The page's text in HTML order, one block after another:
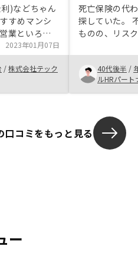
)などちゃん
すめマンシ
業といろい
築しました。
の用意は面
らせしてくれ
2023年01月07日
/株式会社テック
死亡保険の代
探していた。
ものの、リス
ることで購入
い事は何でも
の強み。
40代後半 /
ルHRパー
口コミをもっと見る
ー